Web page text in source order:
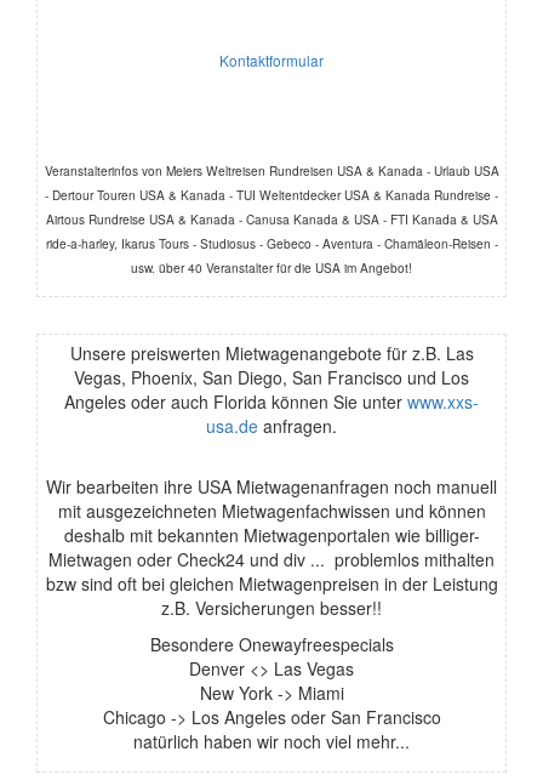
Kontaktformular
Veranstalterinfos von Meiers Weltreisen Rundreisen USA & Kanada - Urlaub USA
- Dertour Touren USA & Kanada - TUI Weltentdecker USA & Kanada Rundreise -
Airtous Rundreise USA & Kanada - Canusa Kanada & USA - FTI Kanada & USA
ride-a-harley, Ikarus Tours - Studiosus - Gebeco - Aventura - Chamäleon-Reisen -
usw. über 40 Veranstalter für die USA im Angebot!
Unsere preiswerten Mietwagenangebote für z.B. Las
Vegas, Phoenix, San Diego, San Francisco und Los
Angeles oder auch Florida können Sie unter www.xxs-
usa.de anfragen.
Wir bearbeiten ihre USA Mietwagenanfragen noch manuell
mit ausgezeichneten Mietwagenfachwissen und können
deshalb mit bekannten Mietwagenportalen wie billiger-
Mietwagen oder Check24 und div ... problemlos mithalten
bzw sind oft bei gleichen Mietwagenpreisen in der Leistung
z.B. Versicherungen besser!!
Besondere Onewayfreespecials
Denver <> Las Vegas
New York -> Miami
Chicago -> Los Angeles oder San Francisco
natürlich haben wir noch viel mehr...